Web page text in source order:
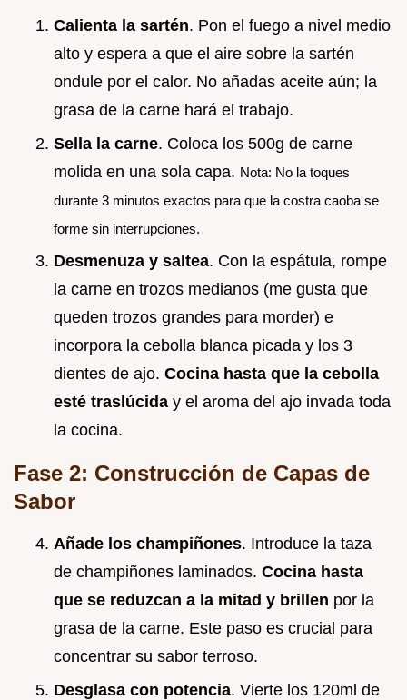
Calienta la sartén. Pon el fuego a nivel medio
alto y espera a que el aire sobre la sartén
ondule por el calor. No añadas aceite aún; la
grasa de la carne hará el trabajo.
Sella la carne. Coloca los 500g de carne
molida en una sola capa. Nota: No la toques
durante 3 minutos exactos para que la costra caoba se
forme sin interrupciones.
Desmenuza y saltea. Con la espátula, rompe
la carne en trozos medianos (me gusta que
queden trozos grandes para morder) e
incorpora la cebolla blanca picada y los 3
dientes de ajo. Cocina hasta que la cebolla
esté traslúcida y el aroma del ajo invada toda
la cocina.
Fase 2: Construcción de Capas de
Sabor
Añade los champiñones. Introduce la taza
de champiñones laminados. Cocina hasta
que se reduzcan a la mitad y brillen por la
grasa de la carne. Este paso es crucial para
concentrar su sabor terroso.
Desglasa con potencia. Vierte los 120ml de